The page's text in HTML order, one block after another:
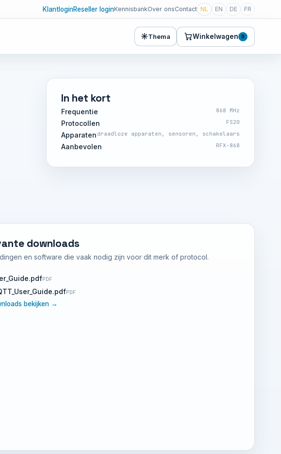
KlantloginReseller loginKennisbankOver onsContact NL EN DE FR
☀Thema Winkelwagen 0
In het kort
Frequentie 868 MHz
Protocollen FS20
Apparaten draadloze apparaten, sensoren, schakelaars
Aanbevolen RFX-868
downloads
en software die vaak nodig zijn voor dit merk of protocol.
PDF
PDF
bekijken →